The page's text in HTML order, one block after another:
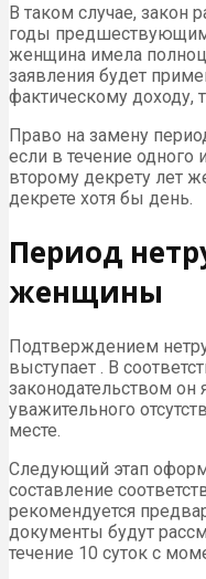
В таком случае, закон
годы
женщина имела
заявления будет
фактическому доходу,
Право на замену
если в течение
второму декрету лет
декрете хотя бы день.
Период
женщины
Подтверждением
выступает . В
законодательством
уважительного
месте.
Следующий этап
составление
рекомендуется
документы будут
течение 10 суток с